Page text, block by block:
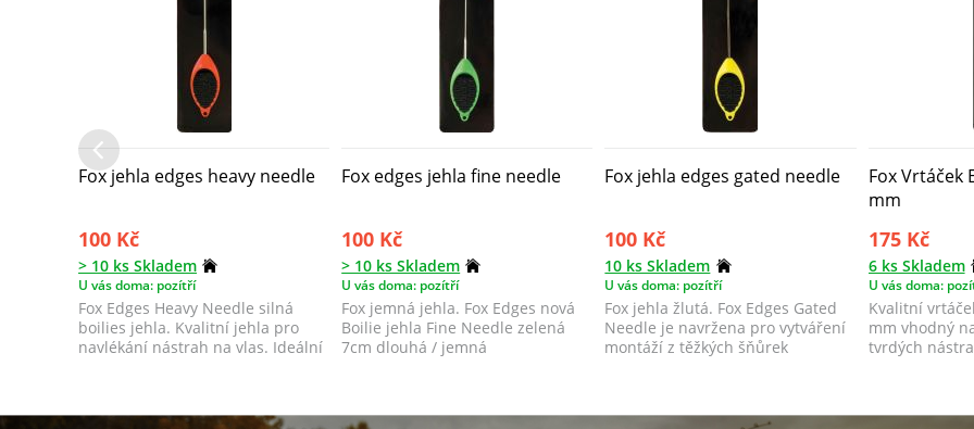
Fox jehla edges heavy needle
100 Kč
> 10 ks Skladem
U vás doma: pozítří
Fox Edges Heavy Needle silná
boilies jehla. Kvalitní jehla pro
navlékání nástrah na vlas. Ideální
Fox edges jehla fine needle
100 Kč
> 10 ks Skladem
U vás doma: pozítří
Fox jemná jehla. Fox Edges nová
Boilie jehla Fine Needle zelená
7cm dlouhá / jemná
Fox jehla edges gated needle
100 Kč
10 ks Skladem
U vás doma: pozítří
Fox jehla žlutá. Fox Edges Gated
Needle je navržena pro vytváření
montáží z těžkých šňůrek
Fox Vrtáček
mm
175 Kč
6 ks Skladem
U vás doma:
Kvalitní
mm vhodný
tvrdých